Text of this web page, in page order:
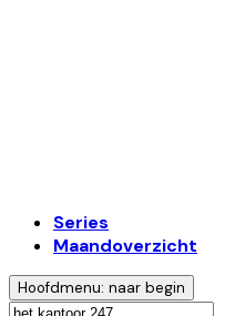
Series
Maandoverzicht
Hoofdmenu: naar begin